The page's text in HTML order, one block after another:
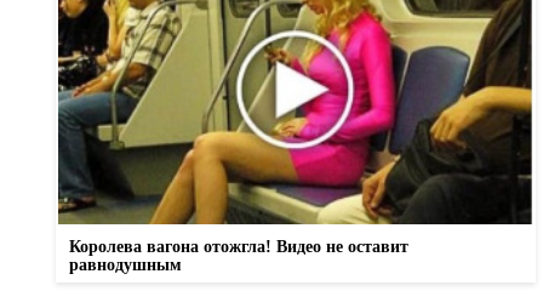
Королева вагона отожгла! Видео не оставит
равнодушным